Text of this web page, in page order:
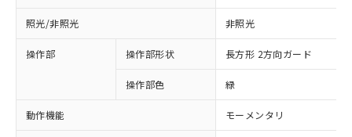
照光/非照光 非照光
操作部 操作部形状 長方形 2方向ガード
操作部色 緑
動作機能 モーメンタリ